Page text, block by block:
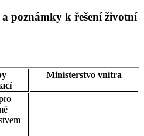
poznámky k řešení životní
Ministerstvo vnitra